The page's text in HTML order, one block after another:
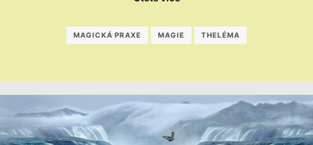
MAGICKÁ PRAXE MAGIE THELÉMA